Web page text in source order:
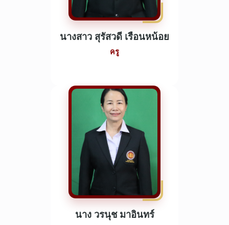
นางสาว สุรัสวดี เรือนหน้อย
ครู
นาง วรนุช มาอินทร์